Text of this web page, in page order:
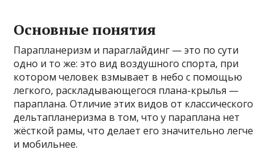
Основные понятия
Парапланеризм и параглайдинг — это по сути
одно и то же: это вид воздушного спорта, при
котором человек взмывает в небо с помощью
легкого, раскладывающегося плана-крылья —
параплана. Отличие этих видов от классического
дельтапланеризма в том, что у параплана нет
жёсткой рамы, что делает его значительно легче
и мобильнее.